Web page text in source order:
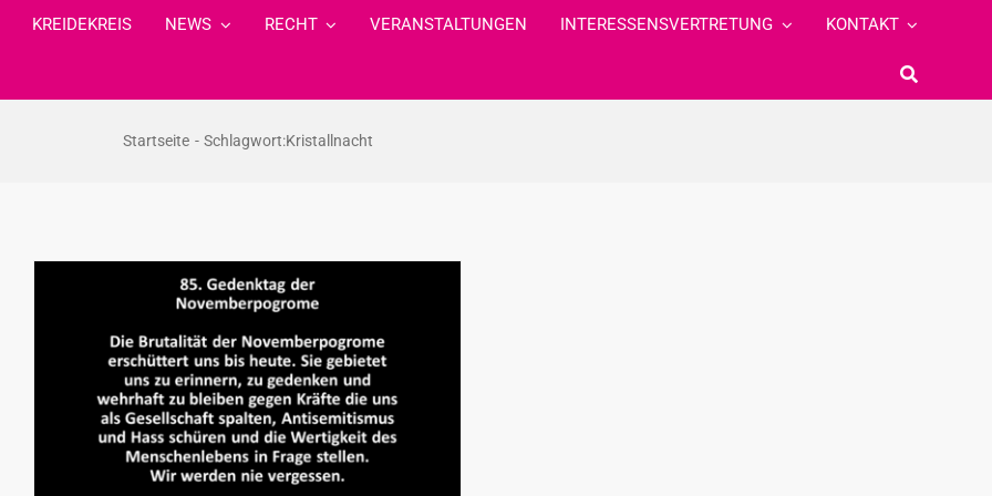
KREIDEKREIS NEWS RECHT VERANSTALTUNGEN INTERESSENSVERTRETUNG KONTAKT
Startseite Schlagwort:Kristallnacht